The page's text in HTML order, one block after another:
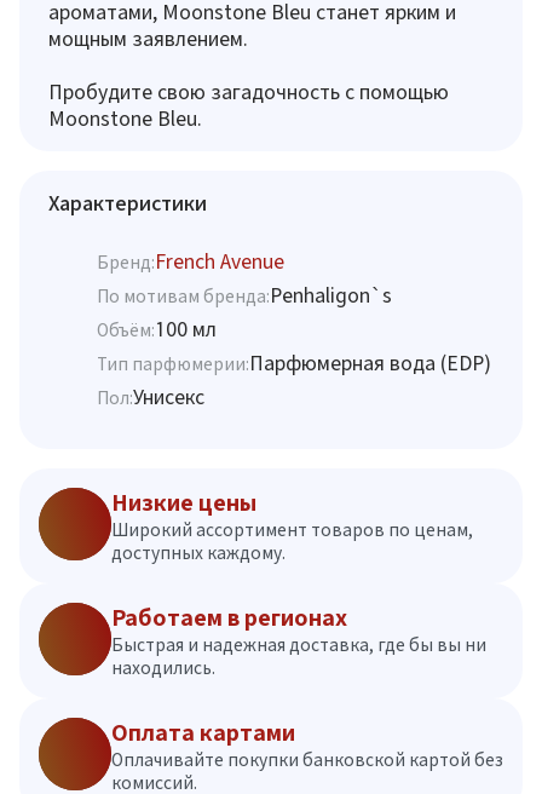
ароматами, Moonstone Bleu станет ярким и
мощным заявлением.
Пробудите свою загадочность с помощью
Moonstone Bleu.
Характеристики
Бренд:French Avenue
По мотивам бренда:Penhaligon`s
Объём:100 мл
Тип парфюмерии:Парфюмерная вода (EDP)
Пол:Унисекс
Низкие цены
Широкий ассортимент товаров по ценам,
доступных каждому.
Работаем в регионах
Быстрая и надежная доставка, где бы вы ни
находились.
Оплата картами
Оплачивайте покупки банковской картой без
комиссий.